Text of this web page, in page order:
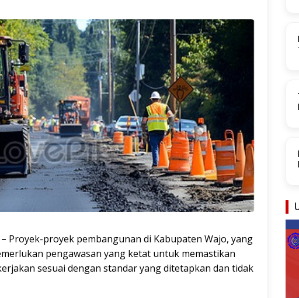
Proyek-proyek pembangunan di Kabupaten Wajo, yang
pengawasan yang ketat untuk memastikan
sesuai dengan standar yang ditetapkan dan tidak